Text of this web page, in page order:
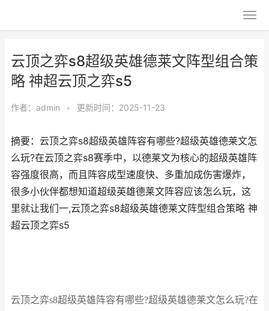
云顶之弈s8超级英雄德莱文阵型组合策
略 神超云顶之弈s5
作者： admin • 更新时间：2025-11-23
摘要：云顶之弈s8超级英雄阵容有哪些?超级英雄德莱文怎
么玩?在云顶之弈s8赛季中，以德莱文为核心的超级英雄阵
容强度很高，而且阵容成型速度快、多重加成伤害爆炸，
很多小伙伴都想知道超级英雄德莱文阵容应该怎么玩，这
里就让我们一,云顶之弈s8超级英雄德莱文阵型组合策略 神
超云顶之弈s5
云顶之弈s8超级英雄阵容有哪些?超级英雄德莱文怎么玩?在